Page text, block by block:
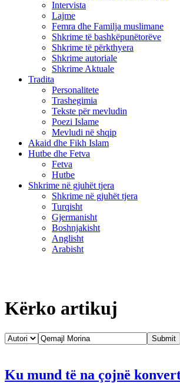
Intervista
Lajme
Femra dhe Familja muslimane
Shkrime të bashkëpunëtorëve
Shkrime të përkthyera
Shkrime autoriale
Shkrime Aktuale
Tradita
Personalitete
Trashegimia
Tekste për mevludin
Poezi Islame
Mevludi në shqip
Akaid dhe Fikh Islam
Hutbe dhe Fetva
Fetva
Hutbe
Shkrime në gjuhët tjera
Shkrime në gjuhët tjera
Turqisht
Gjermanisht
Boshnjakisht
Anglisht
Arabisht
Kërko artikuj
Ku mund të na çojnë